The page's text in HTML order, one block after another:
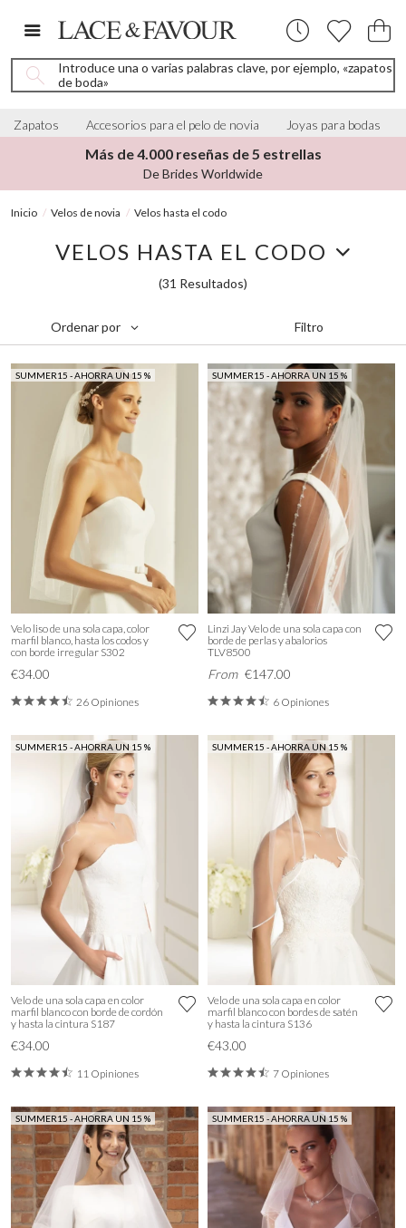
Introduce una o varias palabras clave, por ejemplo, «zapatos
de boda»
Zapatos Accesorios para el pelo de novia Joyas para bodas
Más de 4.000 reseñas de 5 estrellas
De Brides Worldwide
Inicio Velos de novia Velos hasta el codo
VELOS HASTA EL CODO
(31 Resultados)
Ordenar por Filtro
SUMMER15 - AHORRA UN 15 %
Velo liso de una sola capa, color
marfil blanco, hasta los codos y
con borde irregular S302
€34.00
26 Opiniones
SUMMER15 - AHORRA UN 15 %
Linzi Jay Velo de una sola capa con
borde de perlas y abalorios
TLV8500
From €147.00
6 Opiniones
SUMMER15 - AHORRA UN 15 %
Velo de una sola capa en color
marfil blanco con borde de cordón
y hasta la cintura S187
€34.00
11 Opiniones
SUMMER15 - AHORRA UN 15 %
Velo de una sola capa en color
marfil blanco con bordes de satén
y hasta la cintura S136
€43.00
7 Opiniones
SUMMER15 - AHORRA UN 15 % SUMMER15 - AHORRA UN 15 %